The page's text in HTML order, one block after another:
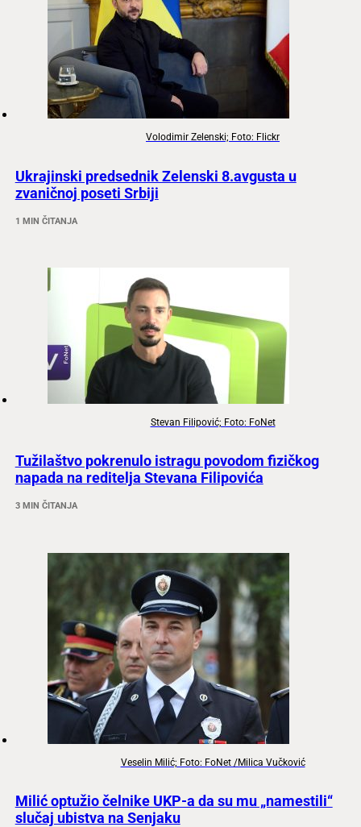
Volodimir Zelenski; Foto: Flickr
Ukrajinski predsednik Zelenski 8.avgusta u
zvaničnoj poseti Srbiji
1 MIN ČITANJA
Stevan Filipović; Foto: FoNet
Tužilaštvo pokrenulo istragu povodom fizičkog
napada na reditelja Stevana Filipovića
3 MIN ČITANJA
Veselin Milić; Foto: FoNet /Milica Vučković
Milić optužio čelnike UKP-a da su mu „namestili“
slučaj ubistva na Senjaku